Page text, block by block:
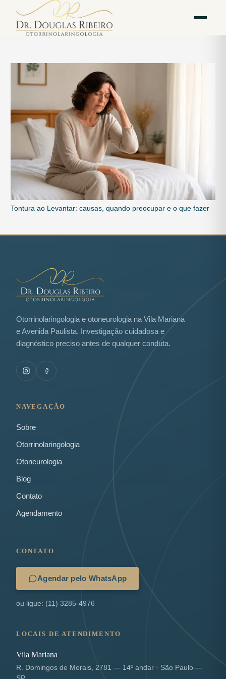
Mariana
Av. Paulista — Bela
Vista
Tontura ao Levantar: causas, quando preocupar e o que fazer
Otorrinolaringologia e otoneurologia na Vila Mariana
e Avenida Paulista. Investigação cuidadosa e
diagnóstico preciso antes de qualquer conduta.
NAVEGAÇÃO
Sobre
Otorrinolaringologia
Otoneurologia
Blog
Contato
Agendamento
CONTATO
Agendar pelo WhatsApp
ou ligue: (11) 3285-4976
LOCAIS DE ATENDIMENTO
Vila Mariana
R. Domingos de Morais, 2781 — 14º andar · São Paulo —